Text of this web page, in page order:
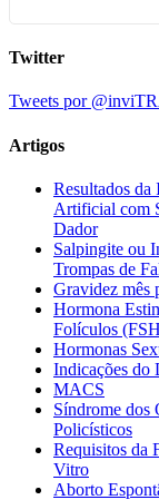
Twitter
Tweets por
Artigos
Resultados da
Artificial com
Dador
Salpingite ou
Trompas de
Gravidez mês
Hormona
Folículos
Hormonas
Indicações do
MACS
Síndrome dos
Policísticos
Requisitos da
Vitro
Aborto